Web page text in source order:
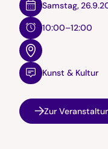
Samstag,
10:00–12:00
Kunst & Kultur
Zur